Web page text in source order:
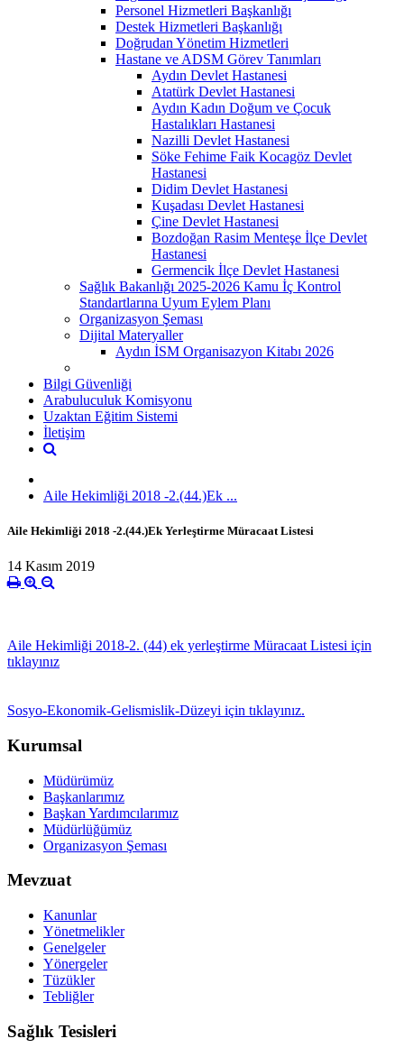
Personel Hizmetleri Başkanlığı
Destek Hizmetleri Başkanlığı
Doğrudan Yönetim Hizmetleri
Hastane ve ADSM Görev Tanımları
Aydın Devlet Hastanesi
Atatürk Devlet Hastanesi
Aydın Kadın Doğum ve Çocuk
Hastalıkları Hastanesi
Nazilli Devlet Hastanesi
Söke Fehime Faik Kocagöz Devlet
Hastanesi
Didim Devlet Hastanesi
Kuşadası Devlet Hastanesi
Çine Devlet Hastanesi
Bozdoğan Rasim Menteşe İlçe Devlet
Hastanesi
Germencik İlçe Devlet Hastanesi
Sağlık Bakanlığı 2025-2026 Kamu İç Kontrol
Standartlarına Uyum Eylem Planı
Organizasyon Şeması
Dijital Materyaller
Aydın İSM Organisazyon Kitabı 2026
Bilgi Güvenliği
Arabuluculuk Komisyonu
Uzaktan Eğitim Sistemi
İletişim
Aile Hekimliği 2018 -2.(44.)Ek ...
Aile Hekimliği 2018 -2.(44.)Ek Yerleştirme Müracaat Listesi
14 Kasım 2019
Aile Hekimliği 2018-2. (44) ek yerleştirme Müracaat Listesi için
tıklayınız
Sosyo-Ekonomik-Gelismislik-Düzeyi için tıklayınız.
Kurumsal
Müdürümüz
Başkanlarımız
Başkan Yardımcılarımız
Müdürlüğümüz
Organizasyon Şeması
Mevzuat
Kanunlar
Yönetmelikler
Genelgeler
Yönergeler
Tüzükler
Tebliğler
Sağlık Tesisleri